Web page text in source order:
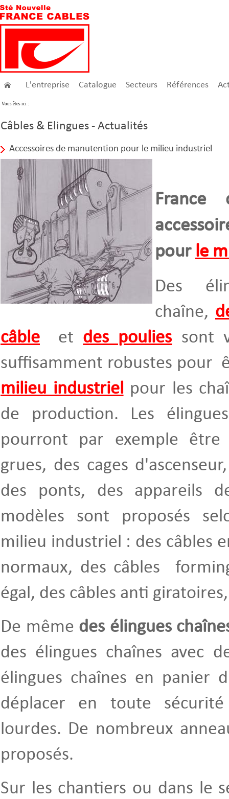
L'entreprise Catalogue Secteurs Références
Vous êtes ici :
Câbles & Elingues - Actualités
Accessoires de manutention pour le milieu industriel
France
pour le
Des
chaîne,
câble et des poulies sont
suffisamment robustes pour
milieu industriel pour les
de production. Les
pourront par exemple être
grues, des cages
des ponts, des appareils
modèles sont proposés
milieu industriel : des câbles
normaux, des câbles
égal, des câbles anti
De même des élingues
des élingues chaînes avec
élingues chaînes en panier
déplacer en toute
lourdes. De nombreux
proposés.
Sur les chantiers ou dans le